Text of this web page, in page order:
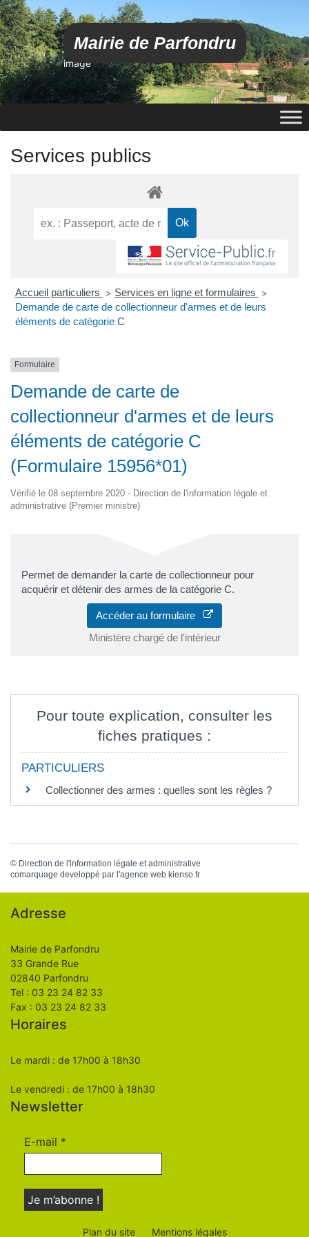
Mairie de Parfondru
image
Services publics
Accueil particuliers > Services en ligne et formulaires >
Demande de carte de collectionneur d'armes et de leurs
éléments de catégorie C
Formulaire
Demande de carte de
collectionneur d'armes et de leurs
éléments de catégorie C
(Formulaire 15956*01)
Vérifié le 08 septembre 2020 - Direction de l'information légale et
administrative (Premier ministre)
Permet de demander la carte de collectionneur pour
acquérir et détenir des armes de la catégorie C.
Accéder au formulaire
Ministère chargé de l'intérieur
Pour toute explication, consulter les
fiches pratiques :
PARTICULIERS
Collectionner des armes : quelles sont les règles ?
© Direction de l'information légale et administrative
comarquage developpé par l'agence web kienso.fr
Adresse
Mairie de Parfondru
33 Grande Rue
02840 Parfondru
Tel : 03 23 24 82 33
Fax : 03 23 24 82 33
Horaires
Le mardi : de 17h00 à 18h30
Le vendredi : de 17h00 à 18h30
Newsletter
E-mail *
Plan du site Mentions légales